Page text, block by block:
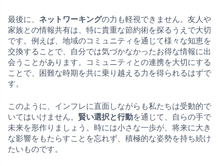
最後に、 ネットワーキングの力も軽視できません。友人や
家族との情報共有は、特に貴重な節約術を探るうえで大切
です。例えば、地域のコミュニティを通じて様々な知恵を
交換することで、自分では気づかなかったお得な情報に出
会うことがあります。コミュニティとの連携を大切にする
ことで、困難な時期を共に乗り越える力を得られるはずで
す。
このように、インフレに直面しながらも私たちは受動的で
いてはいけません。 賢い選択と行動を通じて、自らの手で
未来を形作りましょう。時には小さな一歩が、将来に大き
な影響をもたらすことを忘れず、積極的な姿勢を持ち続け
たいものです。